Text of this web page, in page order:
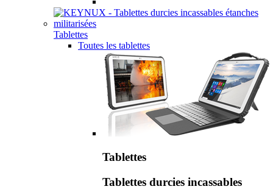
Tablettes
Toutes les tablettes
Tablettes
Tablettes durcies incassables